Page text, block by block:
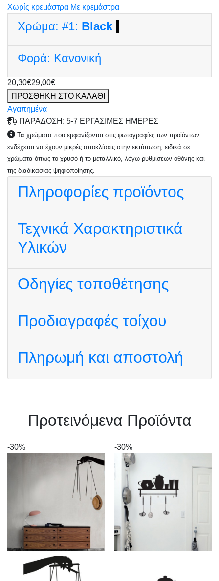
Χωρίς κρεμάστρα Με κρεμάστρα
Χρώμα: #1: Black
Φορά: Κανονική
20,30€29,00€
ΠΡΟΣΘΗΚΗ ΣΤΟ ΚΑΛΑΘΙ
Αγαπημένα
ΠΑΡΑΔΟΣΗ: 5-7 ΕΡΓΑΣΙΜΕΣ ΗΜΕΡΕΣ
Τα χρώματα που εμφανίζονται στις φωτογραφίες των προϊόντων
ενδέχεται να έχουν μικρές αποκλίσεις στην εκτύπωση, ειδικά σε
χρώματα όπως το χρυσό ή το μεταλλικό, λόγω ρυθμίσεων οθόνης και
της διαδικασίας ψηφιοποίησης.
Πληροφορίες προϊόντος
Τεχνικά Χαρακτηριστικά
Υλικών
Οδηγίες τοποθέτησης
Προδιαγραφές τοίχου
Πληρωμή και αποστολή
Πρoτεινόμενα Προϊόντα
-30% -30%